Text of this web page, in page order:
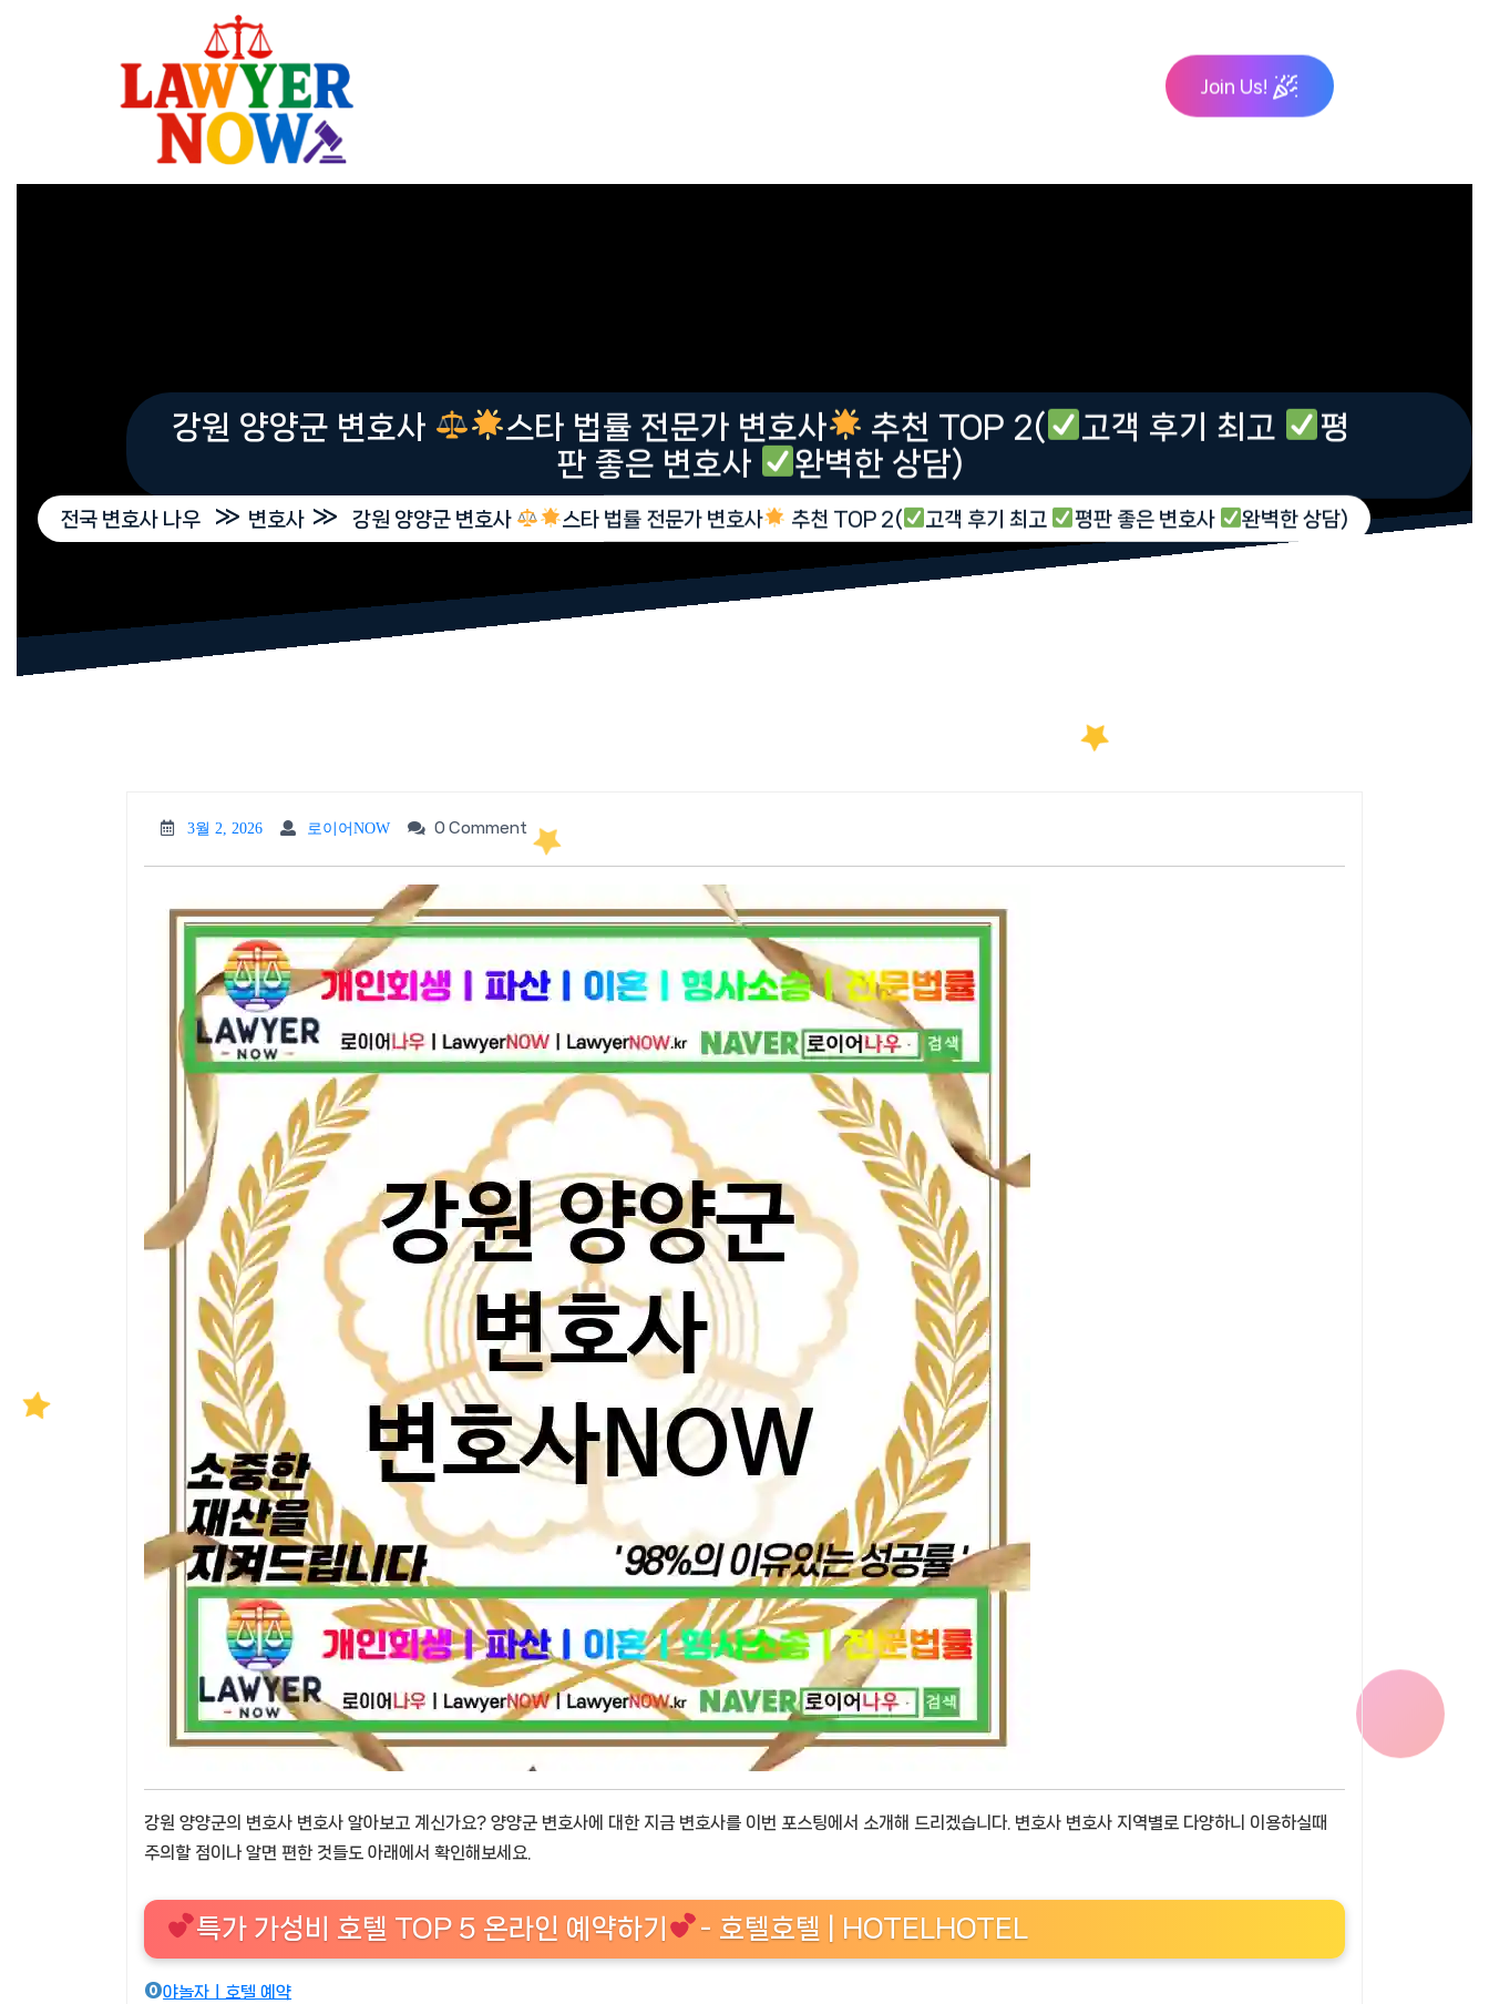
Join Us!
강원 양양군 변호사 스타 법률 전문가 변호사 추천 TOP 2( 고객 후기 최고
평
판 좋은 변호사
완벽한 상담)
전국 변호사 나우 » 변호사 » 강원 양양군 변호사 스타 법률 전문가 변호사 추천 TOP 2( 고객 후기 최고 평판 좋은 변호사 완벽한 상담)
3월 2, 2026
3월
2,
로이어NOW
로이
어
0 Comment
강원 양양군의 변호사 변호사 알아보고 계신가요? 양양군 변호사에 대한 지금 변호사를 이번 포스팅에서 소개해 드리겠습니다. 변호사 변호사 지역별로 다양하니 이용하실때
주의할 점이나 알면 편한 것들도 아래에서 확인해보세요.
특가 가성비 호텔 TOP 5 온라인 예약하기 - 호텔호텔 | HOTELHOTEL
야놀자ㅣ호텔 예약